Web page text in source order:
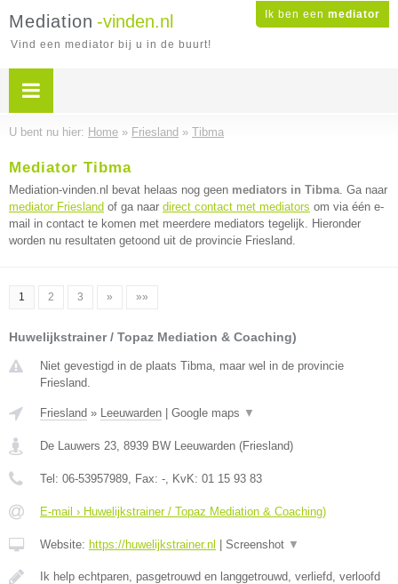
Ik ben een mediator
Mediation -vinden.nl
Vind een mediator bij u in de buurt!
U bent nu hier: Home » Friesland » Tibma
Mediator Tibma
Mediation-vinden.nl bevat helaas nog geen mediators in Tibma. Ga naar
mediator Friesland of ga naar direct contact met mediators om via één e-
mail in contact te komen met meerdere mediators tegelijk. Hieronder
worden nu resultaten getoond uit de provincie Friesland.
1 2 3 » »»
Huwelijkstrainer / Topaz Mediation & Coaching)
Niet gevestigd in de plaats Tibma, maar wel in de provincie
Friesland.
Friesland » Leeuwarden Google maps ▼
De Lauwers 23, 8939 BW Leeuwarden (Friesland)
Tel: 06-53957989, Fax: -, KvK: 01 15 93 83
E-mail › Huwelijkstrainer / Topaz Mediation & Coaching)
Website: https://huwelijkstrainer.nl Screenshot ▼
Ik help echtparen, pasgetrouwd en langgetrouwd, verliefd, verloofd